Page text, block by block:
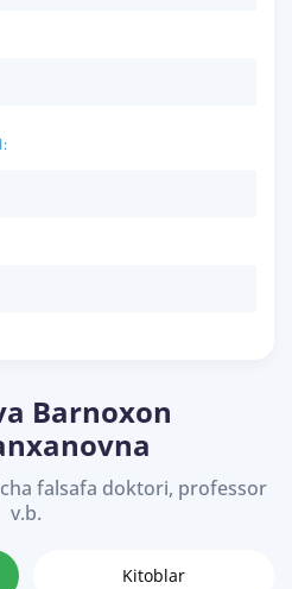
Barnoxon
falsafa doktori, professor
v.b.
Kitoblar